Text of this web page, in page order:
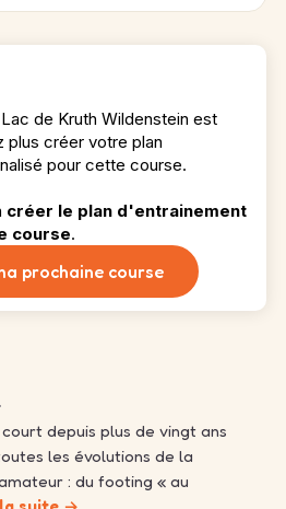
de Kruth Wildenstein est
plus créer votre plan
pour cette course.
créer le plan d'entrainement
course.
prochaine course
depuis plus de vingt ans
les évolutions de la
: du footing « au